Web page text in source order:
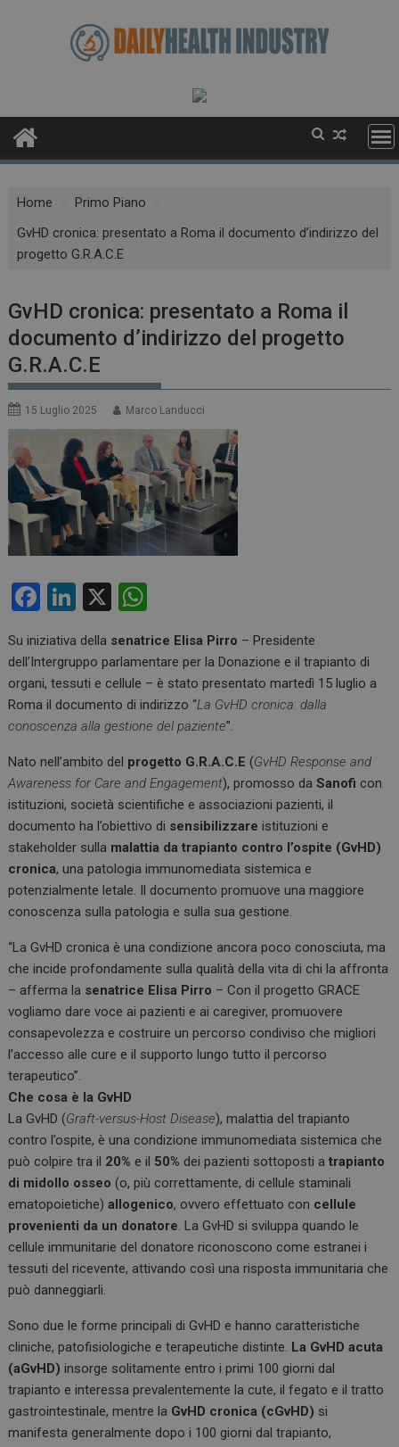
Home
Primo Piano
GvHD cronica: presentato a Roma il documento d’indirizzo del
progetto G.R.A.C.E
GvHD cronica: presentato a Roma il
documento d’indirizzo del progetto
G.R.A.C.E
15 Luglio 2025 Marco Landucci
F
ce
b
o
o
k
Li
ke
dI
n
X
at
s
A
p
p
Su iniziativa della senatrice Elisa Pirro – Presidente
dell’Intergruppo parlamentare per la Donazione e il trapianto di
organi, tessuti e cellule – è stato presentato martedì 15 luglio a
Roma il documento di indirizzo “La GvHD cronica: dalla
conoscenza alla gestione del paziente”.
Nato nell’ambito del progetto G.R.A.C.E (GvHD Response and
Awareness for Care and Engagement), promosso da Sanofi con
istituzioni, società scientifiche e associazioni pazienti, il
documento ha l’obiettivo di sensibilizzare istituzioni e
stakeholder sulla malattia da trapianto contro l’ospite (GvHD)
cronica, una patologia immunomediata sistemica e
potenzialmente letale. Il documento promuove una maggiore
conoscenza sulla patologia e sulla sua gestione.
“La GvHD cronica è una condizione ancora poco conosciuta, ma
che incide profondamente sulla qualità della vita di chi la affronta
– afferma la senatrice Elisa Pirro – Con il progetto GRACE
vogliamo dare voce ai pazienti e ai caregiver, promuovere
consapevolezza e costruire un percorso condiviso che migliori
l’accesso alle cure e il supporto lungo tutto il percorso
terapeutico”.
Che cosa è la GvHD
La GvHD (Graft-versus-Host Disease), malattia del trapianto
contro l’ospite, è una condizione immunomediata sistemica che
può colpire tra il 20% e il 50% dei pazienti sottoposti atrapianto
di midollo osseo (o, più correttamente, di cellule staminali
ematopoietiche)allogenico, ovvero effettuato con cellule
provenienti da un donatore. La GvHD si sviluppa quando le
cellule immunitarie del donatore riconoscono come estranei i
tessuti del ricevente, attivando così una risposta immunitaria che
può danneggiarli.
Sono due le forme principali di GvHD e hanno caratteristiche
cliniche, patofisiologiche e terapeutiche distinte. La GvHD acuta
(aGvHD) insorge solitamente entro i primi 100 giorni dal
trapianto e interessa prevalentemente la cute, il fegato e il tratto
gastrointestinale, mentre la GvHD cronica (cGvHD) si
manifesta generalmente dopo i 100 giorni dal trapianto,